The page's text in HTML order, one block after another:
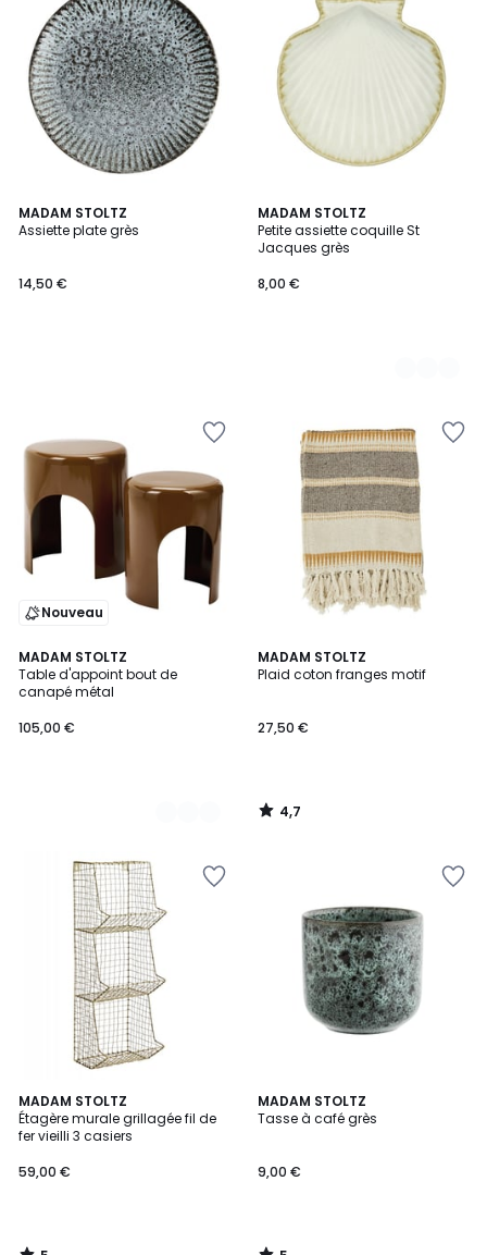
MADAM STOLTZ
Assiette plate grès
14,50 €
MADAM STOLTZ
Petite assiette coquille St
Jacques grès
8,00 €
3
Couleurs
Nouveau
MADAM STOLTZ
Table d'appoint bout de
canapé métal
105,00 €
2
Couleurs
MADAM STOLTZ
Plaid coton franges motif
27,50 €
4,7
/ 5
4,7
/
MADAM STOLTZ
Étagère murale grillagée fil de
fer vieilli 3 casiers
59,00 €
5
/
5
MADAM STOLTZ
Tasse à café grès
9,00 €
5
/